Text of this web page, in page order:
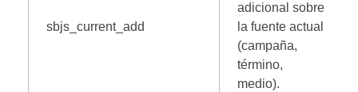
sbjs_current_add
adicional sobre
la fuente actual
(campaña,
término,
medio).